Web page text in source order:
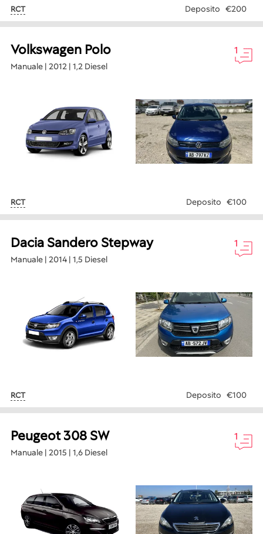
RCT Deposito €200
Volkswagen Polo
Manuale | 2012 | 1,2 Diesel
1
RCT Deposito €100
Dacia Sandero Stepway
Manuale | 2014 | 1,5 Diesel
1
RCT Deposito €100
Peugeot 308 SW
Manuale | 2015 | 1,6 Diesel
1